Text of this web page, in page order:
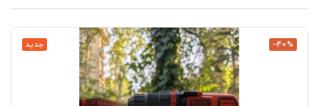
جدید ‎−40%